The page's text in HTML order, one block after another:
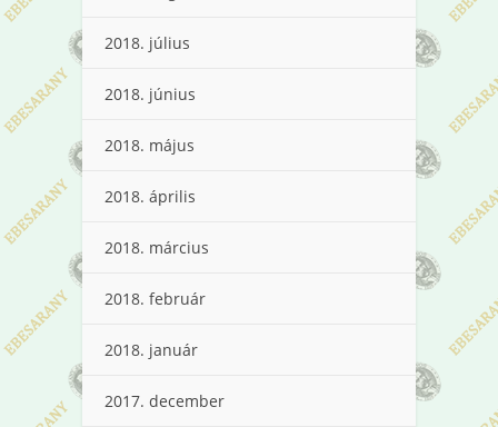
2018. július
2018. június
2018. május
2018. április
2018. március
2018. február
2018. január
2017. december